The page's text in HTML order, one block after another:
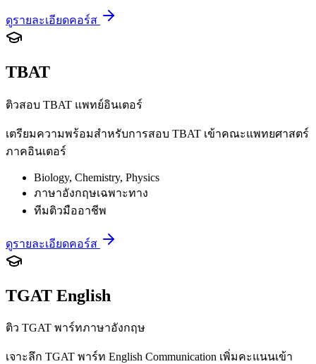
ดูรายละเอียดคอร์ส
TBAT
ติวสอบ TBAT แพทย์อินเตอร์
เตรียมความพร้อมสำหรับการสอบ TBAT เข้าคณะแพทยศาสตร์
ภาคอินเตอร์
Biology, Chemistry, Physics
ภาษาอังกฤษเฉพาะทาง
ทีมติวมืออาชีพ
ดูรายละเอียดคอร์ส
TGAT English
ติว TGAT พาร์ทภาษาอังกฤษ
เจาะลึก TGAT พาร์ท English Communication เพิ่มคะแนนเข้า